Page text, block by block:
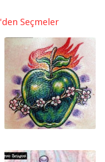
'den Seçmeler